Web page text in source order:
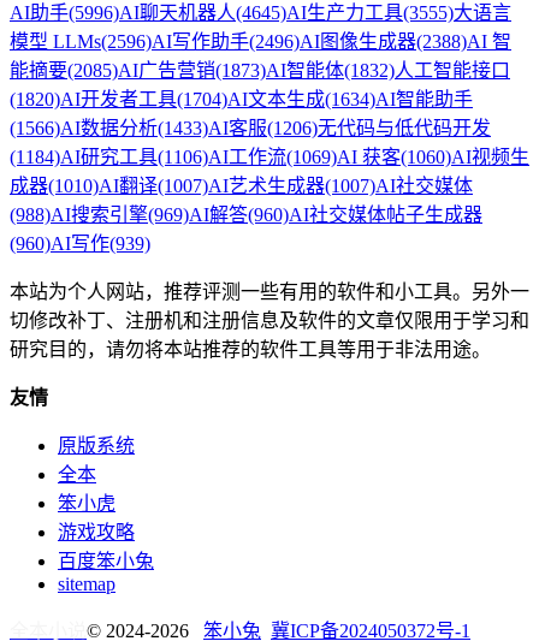
AI助手(5996)AI聊天机器人(4645)AI生产力工具(3555)大语言
模型 LLMs(2596)AI写作助手(2496)AI图像生成器(2388)AI 智
能摘要(2085)AI广告营销(1873)AI智能体(1832)人工智能接口
(1820)AI开发者工具(1704)AI文本生成(1634)AI智能助手
(1566)AI数据分析(1433)AI客服(1206)无代码与低代码开发
(1184)AI研究工具(1106)AI工作流(1069)AI 获客(1060)AI视频生
成器(1010)AI翻译(1007)AI艺术生成器(1007)AI社交媒体
(988)AI搜索引擎(969)AI解答(960)AI社交媒体帖子生成器
(960)AI写作(939)
本站为个人网站，推荐评测一些有用的软件和小工具。另外一
切修改补丁、注册机和注册信息及软件的文章仅限用于学习和
研究目的，请勿将本站推荐的软件工具等用于非法用途。
友情
原版系统
全本
笨小虎
游戏攻略
百度笨小兔
sitemap
© 2024-2026 笨小兔 冀ICP备2024050372号-1